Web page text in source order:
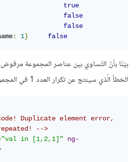
true
false
false
: 1} false
بيّنّا بأنّ التّساوي بين عناصر المجموعة
الخطأ الّذي سينتج عن تكرار العدد 1 في المجموعة.
Duplicate element error,
-->
"val in [1,2,1]"
ng-